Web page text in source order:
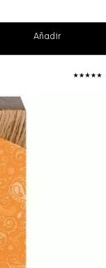
Añadir